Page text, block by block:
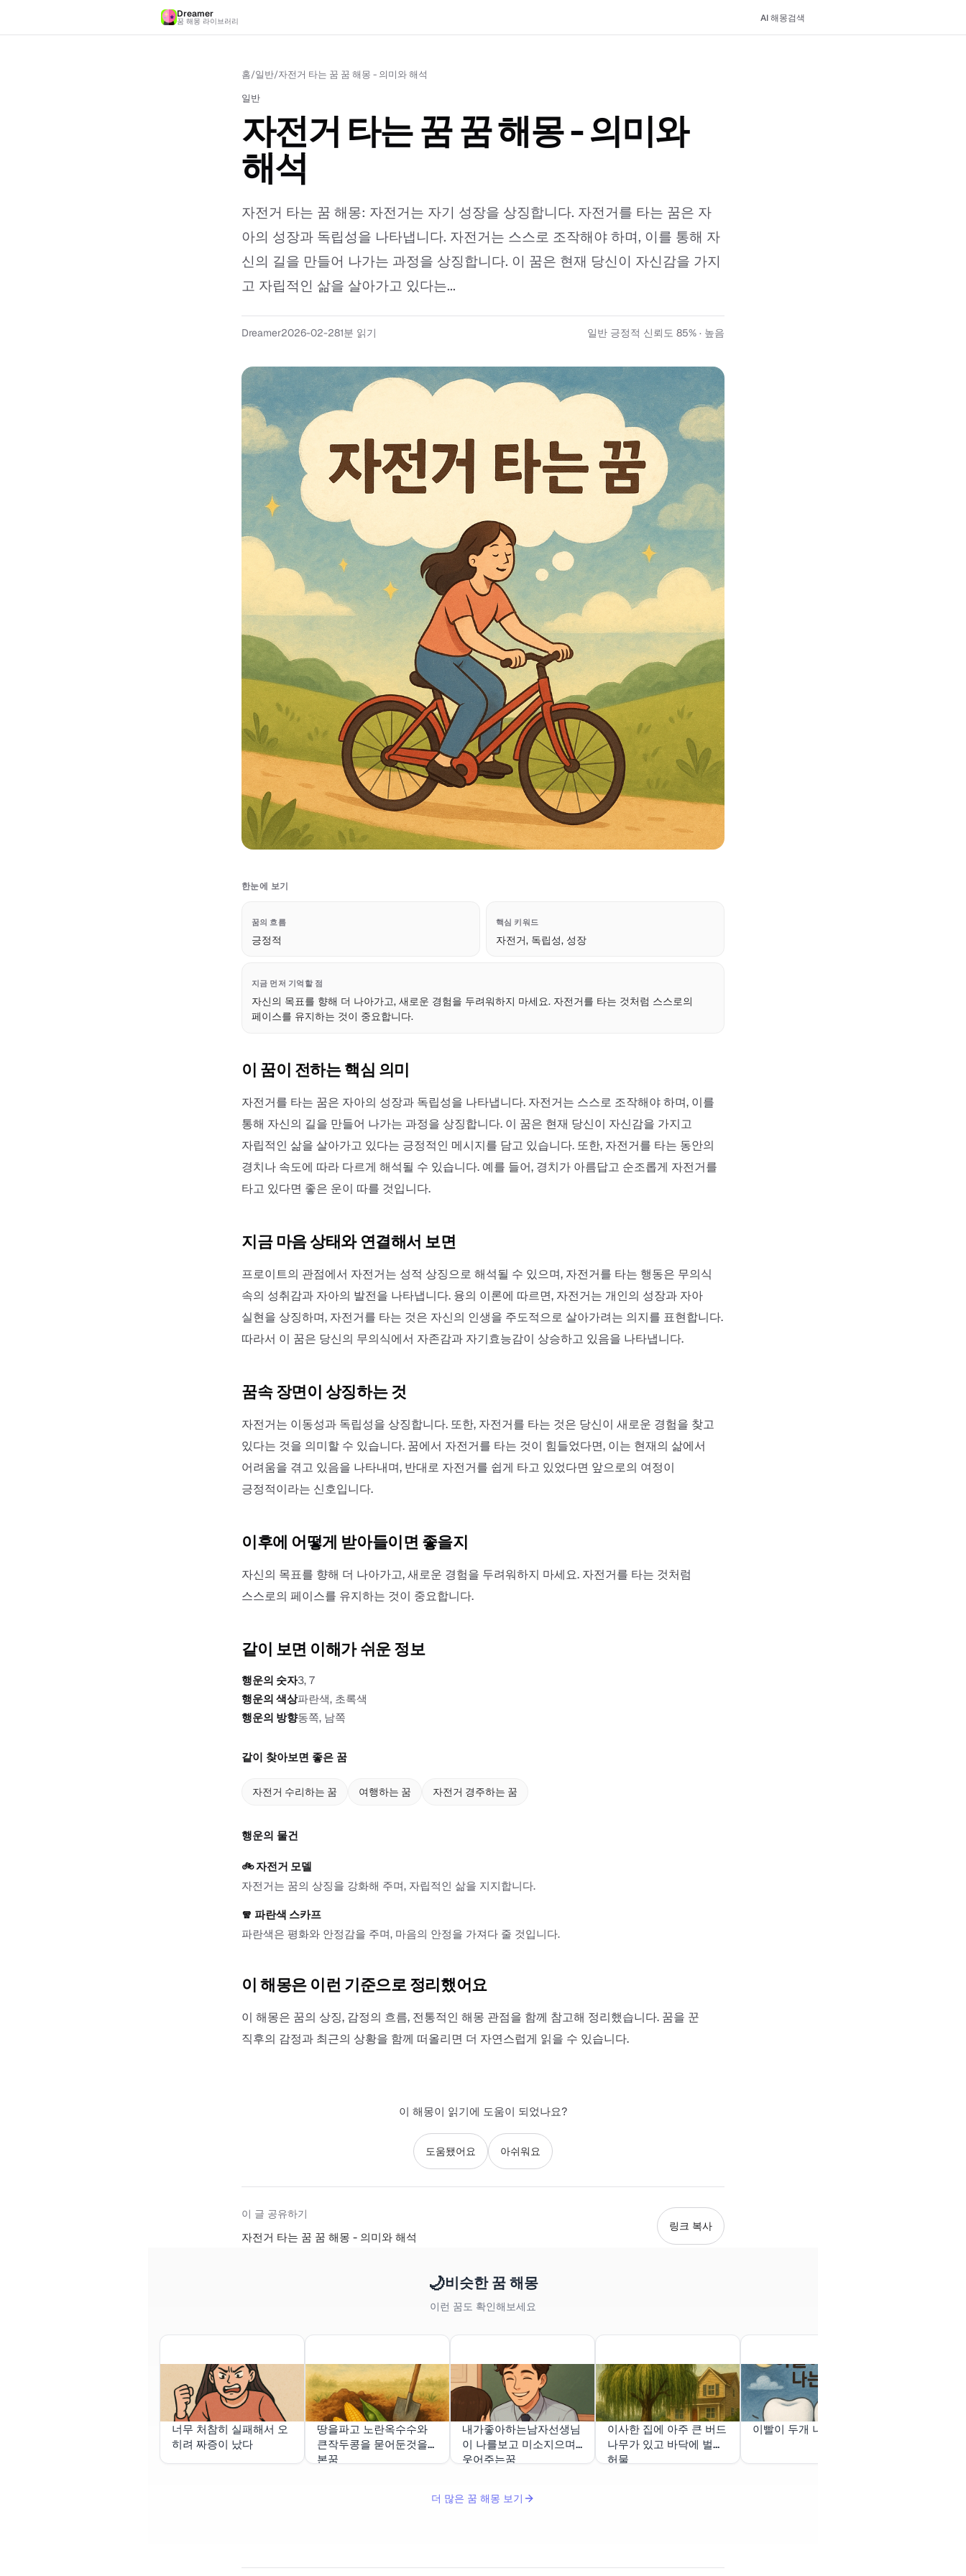
Dreamer
꿈 해몽 라이브러리 AI 해몽검색
홈/일반/자전거 타는 꿈 꿈 해몽 - 의미와 해석
일반
자전거 타는 꿈 꿈 해몽 - 의미와
해석
자전거 타는 꿈 해몽: 자전거는 자기 성장을 상징합니다. 자전거를 타는 꿈은 자
아의 성장과 독립성을 나타냅니다. 자전거는 스스로 조작해야 하며, 이를 통해 자
신의 길을 만들어 나가는 과정을 상징합니다. 이 꿈은 현재 당신이 자신감을 가지
고 자립적인 삶을 살아가고 있다는...
Dreamer2026-02-281분 읽기 일반 긍정적 신뢰도 85% · 높음
한눈에 보기
꿈의 흐름
긍정적
핵심 키워드
자전거, 독립성, 성장
지금 먼저 기억할 점
자신의 목표를 향해 더 나아가고, 새로운 경험을 두려워하지 마세요. 자전거를 타는 것처럼 스스로의
페이스를 유지하는 것이 중요합니다.
이 꿈이 전하는 핵심 의미
자전거를 타는 꿈은 자아의 성장과 독립성을 나타냅니다. 자전거는 스스로 조작해야 하며, 이를
통해 자신의 길을 만들어 나가는 과정을 상징합니다. 이 꿈은 현재 당신이 자신감을 가지고
자립적인 삶을 살아가고 있다는 긍정적인 메시지를 담고 있습니다. 또한, 자전거를 타는 동안의
경치나 속도에 따라 다르게 해석될 수 있습니다. 예를 들어, 경치가 아름답고 순조롭게 자전거를
타고 있다면 좋은 운이 따를 것입니다.
지금 마음 상태와 연결해서 보면
프로이트의 관점에서 자전거는 성적 상징으로 해석될 수 있으며, 자전거를 타는 행동은 무의식
속의 성취감과 자아의 발전을 나타냅니다. 융의 이론에 따르면, 자전거는 개인의 성장과 자아
실현을 상징하며, 자전거를 타는 것은 자신의 인생을 주도적으로 살아가려는 의지를 표현합니다.
따라서 이 꿈은 당신의 무의식에서 자존감과 자기효능감이 상승하고 있음을 나타냅니다.
꿈속 장면이 상징하는 것
자전거는 이동성과 독립성을 상징합니다. 또한, 자전거를 타는 것은 당신이 새로운 경험을 찾고
있다는 것을 의미할 수 있습니다. 꿈에서 자전거를 타는 것이 힘들었다면, 이는 현재의 삶에서
어려움을 겪고 있음을 나타내며, 반대로 자전거를 쉽게 타고 있었다면 앞으로의 여정이
긍정적이라는 신호입니다.
이후에 어떻게 받아들이면 좋을지
자신의 목표를 향해 더 나아가고, 새로운 경험을 두려워하지 마세요. 자전거를 타는 것처럼
스스로의 페이스를 유지하는 것이 중요합니다.
같이 보면 이해가 쉬운 정보
행운의 숫자3, 7
행운의 색상파란색, 초록색
행운의 방향동쪽, 남쪽
같이 찾아보면 좋은 꿈
자전거 수리하는 꿈 여행하는 꿈 자전거 경주하는 꿈
행운의 물건
🚲자전거 모델
자전거는 꿈의 상징을 강화해 주며, 자립적인 삶을 지지합니다.
🧣 파란색 스카프
파란색은 평화와 안정감을 주며, 마음의 안정을 가져다 줄 것입니다.
이 해몽은 이런 기준으로 정리했어요
이 해몽은 꿈의 상징, 감정의 흐름, 전통적인 해몽 관점을 함께 참고해 정리했습니다. 꿈을 꾼
직후의 감정과 최근의 상황을 함께 떠올리면 더 자연스럽게 읽을 수 있습니다.
이 해몽이 읽기에 도움이 되었나요?
도움됐어요 아쉬워요
이 글 공유하기
자전거 타는 꿈 꿈 해몽 - 의미와 해석
링크 복사
🌙비슷한 꿈 해몽
이런 꿈도 확인해보세요
너무 처참히 실패해서 오
히려 짜증이 났다
땅을파고 노란옥수수와
큰작두콩을 묻어둔것을
본꿈
내가좋아하는남자선생님
이 나를보고 미소지으며
웃어주는꿈
이사한 집에 아주 큰 버드
나무가 있고 바닥에 벌레
허물
이빨이 두개 나는꿈
더 많은 꿈 해몽 보기